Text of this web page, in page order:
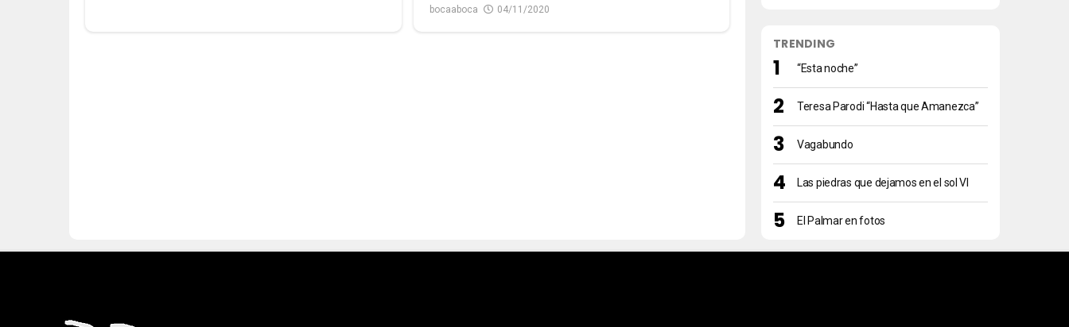
bocaaboca 04/11/2020
TRENDING
“Esta noche”
Teresa Parodi “Hasta que Amanezca”
Vagabundo
Las piedras que dejamos en el sol VI
El Palmar en fotos